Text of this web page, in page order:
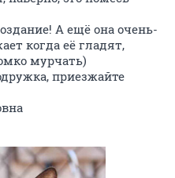
А ещё она очень-
когда её гладят,
мурчать)
приезжайте